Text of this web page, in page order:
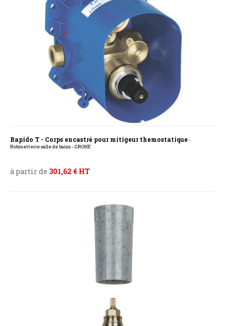
Rapido T - Corps encastré pour mitigeur themostatique -
Robinetterie salle de bains - GROHE
à partir de 301,62 € HT